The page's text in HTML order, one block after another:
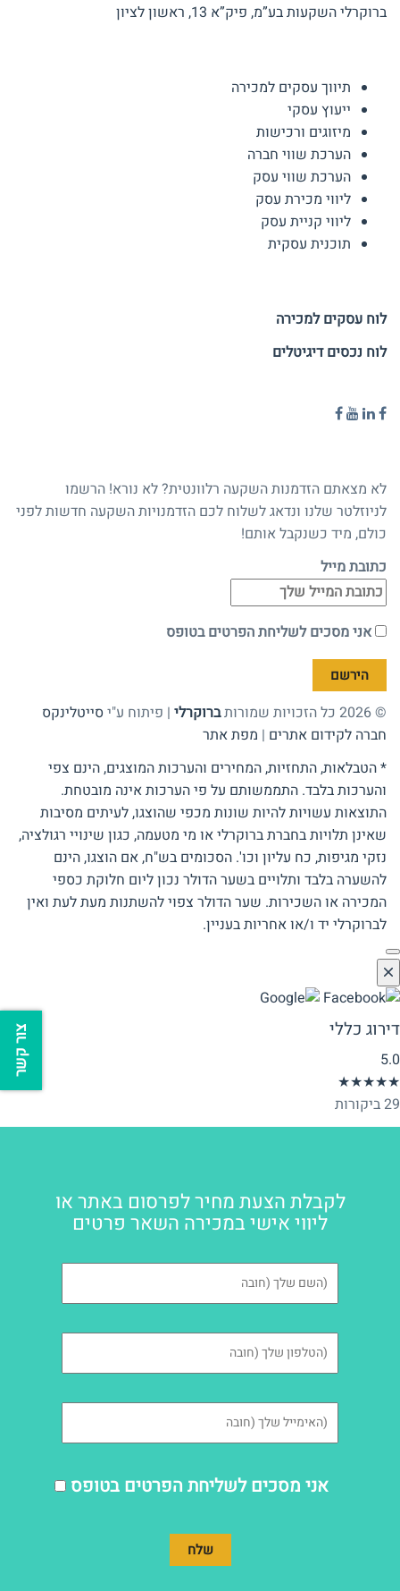
ברוקרלי השקעות בע”מ, פיק”א 13, ראשון לציון
תיווך עסקים למכירה
ייעוץ עסקי
מיזוגים ורכישות
הערכת שווי חברה
הערכת שווי עסק
ליווי מכירת עסק
ליווי קניית עסק
תוכנית עסקית
לוח עסקים למכירה
לוח נכסים דיגיטלים
לא מצאתם הזדמנות השקעה רלוונטית? לא נורא! הרשמו
לניוזלטר שלנו ונדאג לשלוח לכם הזדמנויות השקעה חדשות לפני
כולם, מיד כשנקבל אותם!
כתובת מייל
אני מסכים לשליחת הפרטים בטופס
© 2026 כל הזכויות שמורות ברוקרלי | פיתוח ע"י סייטלינקס
חברה לקידום אתרים | מפת אתר
* הטבלאות, התחזיות, המחירים והערכות המוצגים, הינם צפי
והערכות בלבד. התממשותם על פי הערכות אינה מובטחת.
התוצאות עשויות להיות שונות מכפי שהוצגו, לעיתים מסיבות
שאינן תלויות בחברת ברוקרלי או מי מטעמה, כגון שינויי רגולציה,
נזקי מגיפות, כח עליון וכו'. הסכומים בש"ח, אם הוצגו, הינם
להשערה בלבד ותלויים בשער הדולר נכון ליום חלוקת כספי
המכירה או השכירות. שער הדולר צפוי להשתנות מעת לעת ואין
לברוקרלי יד ו/או אחריות בעניין.
דירוג כללי
5.0
★★★★★
29 ביקורות
לקבלת הצעת מחיר לפרסום באתר או
ליווי אישי במכירה השאר פרטים
אני מסכים לשליחת הפרטים בטופס
צור קשר